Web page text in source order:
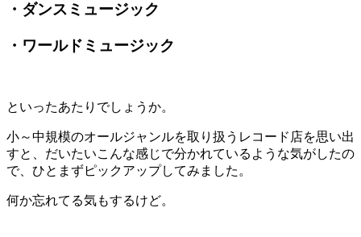
・ダンスミュージック
・ワールドミュージック
といったあたりでしょうか。
小～中規模のオールジャンルを取り扱うレコード店を思い出
すと、だいたいこんな感じで分かれているような気がしたの
で、ひとまずピックアップしてみました。
何か忘れてる気もするけど。